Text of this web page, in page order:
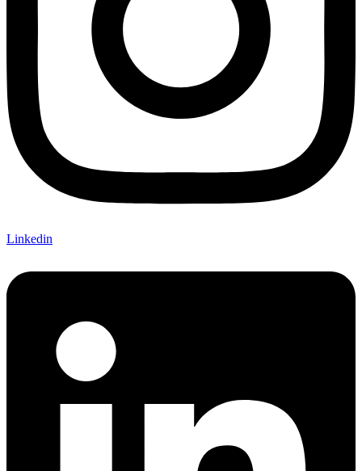
Linkedin